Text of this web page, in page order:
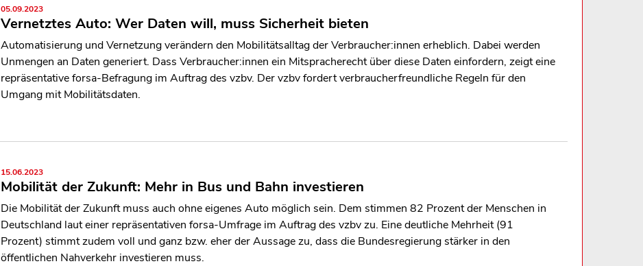
05.09.2023
Vernetztes Auto: Wer Daten will, muss Sicherheit bieten
Automatisierung und Vernetzung verändern den Mobilitätsalltag der Verbraucher:innen erheblich. Dabei werden
Unmengen an Daten generiert. Dass Verbraucher:innen ein Mitspracherecht über diese Daten einfordern, zeigt eine
repräsentative forsa-Befragung im Auftrag des vzbv. Der vzbv fordert verbraucherfreundliche Regeln für den
Umgang mit Mobilitätsdaten.
15.06.2023
Mobilität der Zukunft: Mehr in Bus und Bahn investieren
Die Mobilität der Zukunft muss auch ohne eigenes Auto möglich sein. Dem stimmen 82 Prozent der Menschen in
Deutschland laut einer repräsentativen forsa-Umfrage im Auftrag des vzbv zu. Eine deutliche Mehrheit (91
Prozent) stimmt zudem voll und ganz bzw. eher der Aussage zu, dass die Bundesregierung stärker in den
öffentlichen Nahverkehr investieren muss.